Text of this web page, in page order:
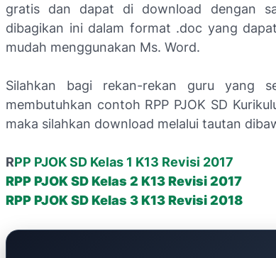
gratis dan dapat di download dengan
dibagikan ini dalam format .doc yang
mudah menggunakan Ms. Word.
Silahkan bagi rekan-rekan guru yang
membutuhkan contoh RPP PJOK SD
maka silahkan download melalui tautan
RPP PJOK SD Kelas 1 K13 Revisi 2017
RPP PJOK SD Kelas 2 K13 Revisi 2017
RPP PJOK SD Kelas 3 K13 Revisi 2018